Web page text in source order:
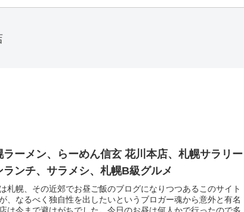
ラーメン、らーめん信玄 花川本店、札幌サラリー
ランチ、サラメシ、札幌B級グルメ
札幌、その近郊でお昼ご飯のブログになりつつあるこのサイト
、なるべく独自性を出したいというブロガー魂から意外と有名